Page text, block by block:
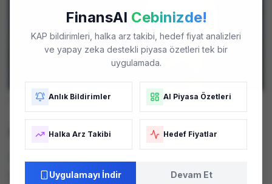
FinansAI Cebinizde!
KAP bildirimleri, halka arz takibi, hedef fiyat analizleri
ve yapay zeka destekli piyasa özetleri tek bir
uygulamada.
Anlık Bildirimler AI Piyasa Özetleri
Halka Arz Takibi Hedef Fiyatlar
Uygulamayı İndir Devam Et
tesisleri - Temsili Görsel. Fotoğraf: Arşiv
Stratejik Bir Varlık Devri
ortaklığı Özışık İnşaat ve Gayrimenkul